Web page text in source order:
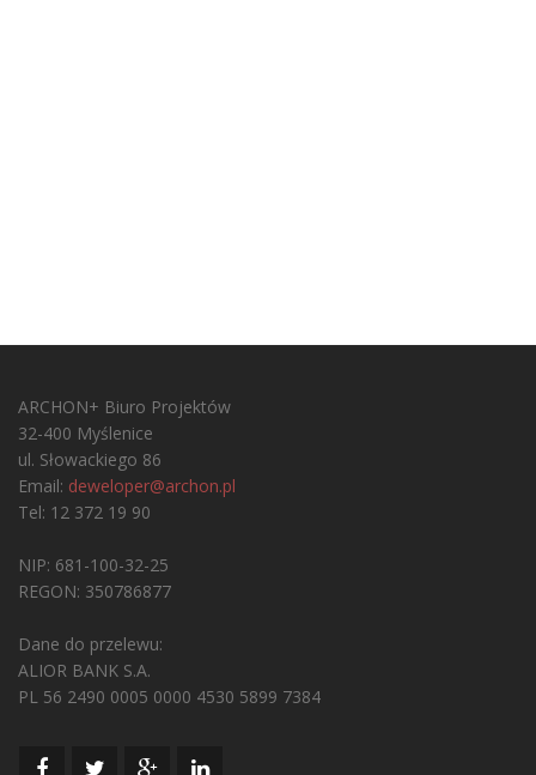
ARCHON+ Biuro Projektów
32-400 Myślenice
ul. Słowackiego 86
Email: deweloper@archon.pl
Tel: 12 372 19 90
NIP: 681-100-32-25
REGON: 350786877
Dane do przelewu:
ALIOR BANK S.A.
PL 56 2490 0005 0000 4530 5899 7384